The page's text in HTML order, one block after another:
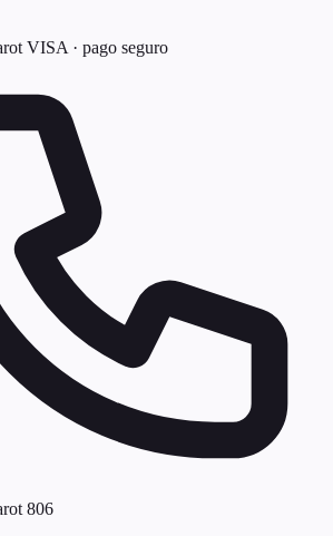
VISA · pago seguro
806